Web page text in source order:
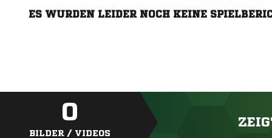
ES WURDEN LEIDER NOCH KEINE
0
BILDER / VIDEOS